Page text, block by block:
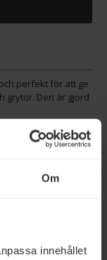
Om
innehållet
perfekt för att ge
grytor. Den är gjord